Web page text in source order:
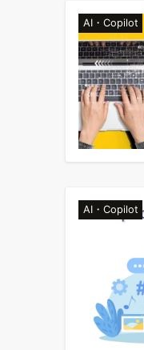
AI・Copilot
AI・Copilot